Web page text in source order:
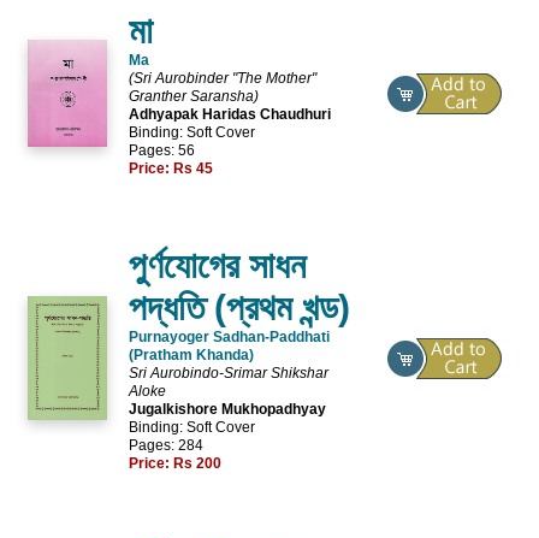
মা
Ma
(Sri Aurobinder "The Mother"
Granther Saransha)
Adhyapak Haridas Chaudhuri
Binding: Soft Cover
Pages: 56
Price: Rs 45
পুর্ণযোগের সাধন
পদ্ধতি (প্রথম খন্ড)
Purnayoger Sadhan-Paddhati
(Pratham Khanda)
Sri Aurobindo-Srimar Shikshar
Aloke
Jugalkishore Mukhopadhyay
Binding: Soft Cover
Pages: 284
Price: Rs 200